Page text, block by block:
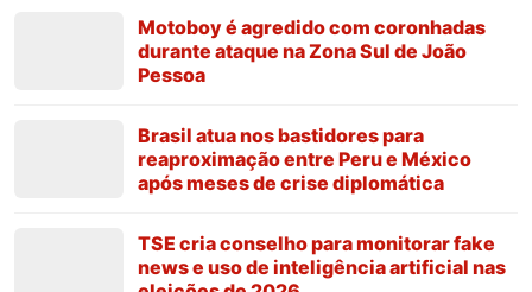
Motoboy é agredido com coronhadas
durante ataque na Zona Sul de João
Pessoa
Brasil atua nos bastidores para
reaproximação entre Peru e México
após meses de crise diplomática
TSE cria conselho para monitorar fake
news e uso de inteligência artificial nas